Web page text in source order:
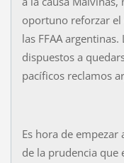
oportuno reforzar
las FFAA
dispuestos a
pacíficos reclamos
Es hora de
de la prudencia que